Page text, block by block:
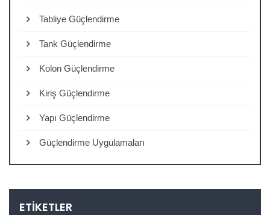
Tabliye Güçlendirme
Tank Güçlendirme
Kolon Güçlendirme
Kiriş Güçlendirme
Yapı Güçlendirme
Güçlendirme Uygulamaları
ETIKETLER